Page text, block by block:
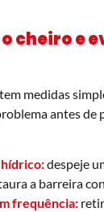
cheiro e
medidas
antes de
hídrico:despeje
a barreira
frequência: